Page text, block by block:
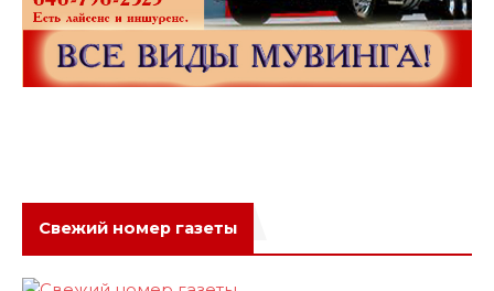
Свежий номер газеты